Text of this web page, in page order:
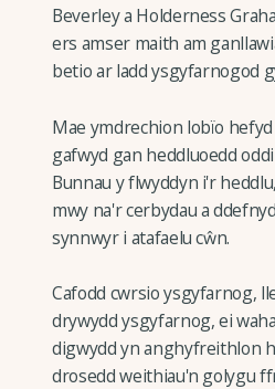
Beverley a Holderness
ers amser maith am
betio ar ladd ysgyfarnogod
Mae ymdrechion lobïo
gafwyd gan heddluoedd
Bunnau y flwyddyn i'r
mwy na'r cerbydau a
synnwyr i atafaelu cŵn.
Cafodd cwrsio ysgyfarnog,
drywydd ysgyfarnog, ei
digwydd yn anghyfreithlon
drosedd weithiau'n golygu